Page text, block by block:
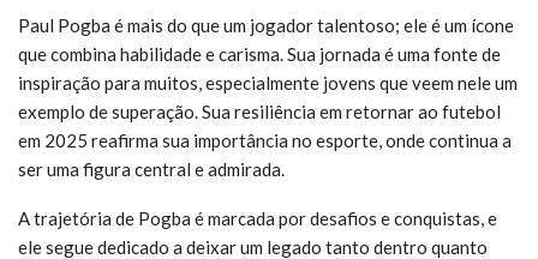
Paul Pogba é mais do que um jogador talentoso; ele é um ícone
que combina habilidade e carisma. Sua jornada é uma fonte de
inspiração para muitos, especialmente jovens que veem nele um
exemplo de superação. Sua resiliência em retornar ao futebol
em 2025 reafirma sua importância no esporte, onde continua a
ser uma figura central e admirada.
A trajetória de Pogba é marcada por desafios e conquistas, e
ele segue dedicado a deixar um legado tanto dentro quanto